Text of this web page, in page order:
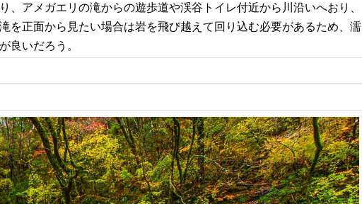
、アメガエリの滝からの遊歩道や渓谷トイレ付近から川沿いへおり、
を正面から見たい場合は岩を飛び越えて回り込む必要があるため、濡
良いだろう。